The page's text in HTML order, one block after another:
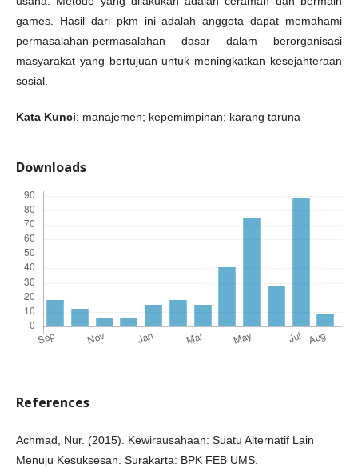
games. Hasil dari pkm ini adalah anggota dapat memahami
permasalahan-permasalahan dasar dalam berorganisasi
masyarakat yang bertujuan untuk meningkatkan kesejahteraan
sosial.
Kata Kunci: manajemen; kepemimpinan; karang taruna
Downloads
References
Achmad, Nur. (2015). Kewirausahaan: Suatu Alternatif Lain
Menuju Kesuksesan. Surakarta: BPK FEB UMS.